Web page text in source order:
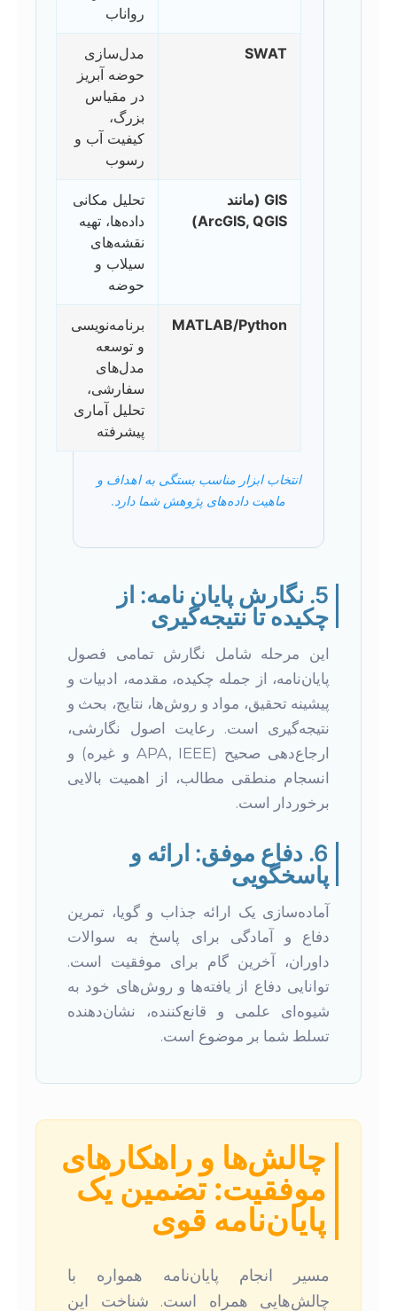
رواناب
SWAT
مدل‌سازی
حوضه آبریز
در مقیاس
بزرگ،
کیفیت آب و
رسوب
GIS (مانند
ArcGIS, QGIS)
تحلیل مکانی
داده‌ها، تهیه
نقشه‌های
سیلاب و
حوضه
MATLAB/Python
برنامه‌نویسی
و توسعه
مدل‌های
سفارشی،
تحلیل آماری
پیشرفته
انتخاب ابزار مناسب بستگی به اهداف و
ماهیت داده‌های پژوهش شما دارد.
5. نگارش پایان نامه: از
چکیده تا نتیجه‌گیری
این مرحله شامل نگارش تمامی فصول
پایان‌نامه، از جمله چکیده، مقدمه، ادبیات و
پیشینه تحقیق، مواد و روش‌ها، نتایج، بحث و
نتیجه‌گیری است. رعایت اصول نگارشی،
ارجاع‌دهی صحیح (APA, IEEE و غیره) و
انسجام منطقی مطالب، از اهمیت بالایی
برخوردار است.
6. دفاع موفق: ارائه و
پاسخگویی
آماده‌سازی یک ارائه جذاب و گویا، تمرین
دفاع و آمادگی برای پاسخ به سوالات
داوران، آخرین گام برای موفقیت است.
توانایی دفاع از یافته‌ها و روش‌های خود به
شیوه‌ای علمی و قانع‌کننده، نشان‌دهنده
تسلط شما بر موضوع است.
چالش‌ها و راهکارهای
موفقیت: تضمین یک
پایان‌نامه قوی
مسیر انجام پایان‌نامه همواره با
چالش‌هایی همراه است. شناخت این